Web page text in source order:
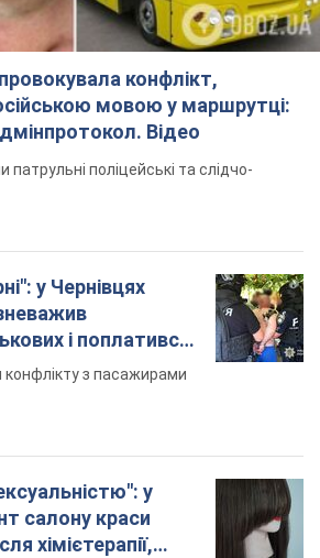
конфлікт,
мовою у маршрутці:
Відео
патрульні поліцейські та слідчо-
у Чернівцях
і поплатився.
конфлікту з пасажирами
у
салону краси
хімієтерапії,